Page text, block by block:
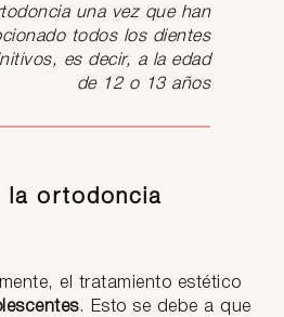
una vez que han
todos los dientes
es decir, a la edad
de 12 o 13 años
la ortodoncia
el tratamiento estético
. Esto se debe a que